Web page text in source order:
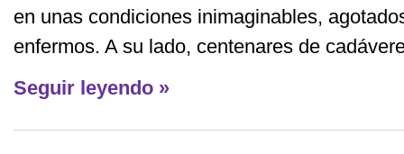
en unas condiciones inimaginables,
enfermos. A su lado, centenares de
Seguir leyendo »